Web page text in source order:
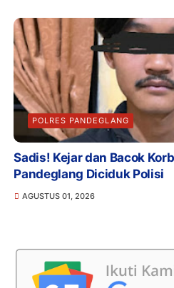
POLRES PANDEGLANG
Sadis! Kejar dan Bacok
Pandeglang Diciduk Polisi
AGUSTUS 01, 2026